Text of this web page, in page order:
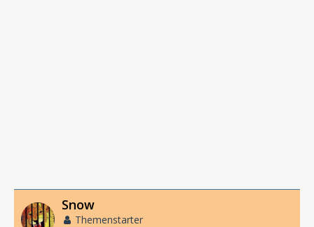
Snow
Themenstarter